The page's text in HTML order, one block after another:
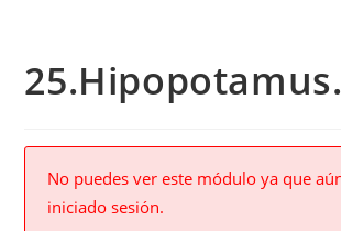
25.Hipopotamus.
No puedes ver este módulo ya que
iniciado sesión.